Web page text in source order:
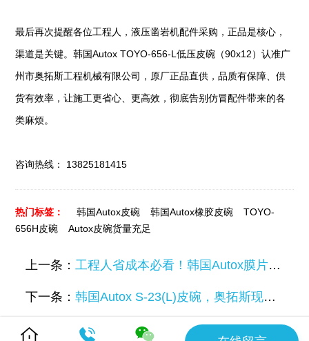
最后再次提醒各位工程人，液压凿岩机配件采购，正品是核心，
渠道是关键。韩国Autox TOYO-656-L低压皮碗（90x12）认准广
州市奥拓斯工程机械有限公司，原厂正品直供，品质有保障、供
货有效率，让施工更省心、更高效，彻底告别仿冒配件带来的各
类麻烦。
咨询热线： 13825181415
热门标签： 韩国Autox皮碗 韩国Autox橡胶皮碗
TOYO-
656H皮碗
Autox皮碗货量充足
上一条： 工程人省成本必看！韩国Autox膜片、AIRMAN液压凿岩机配件，奥拓斯价更优
下一条：韩国Autox S-23(L)皮碗，奥拓斯现货速发